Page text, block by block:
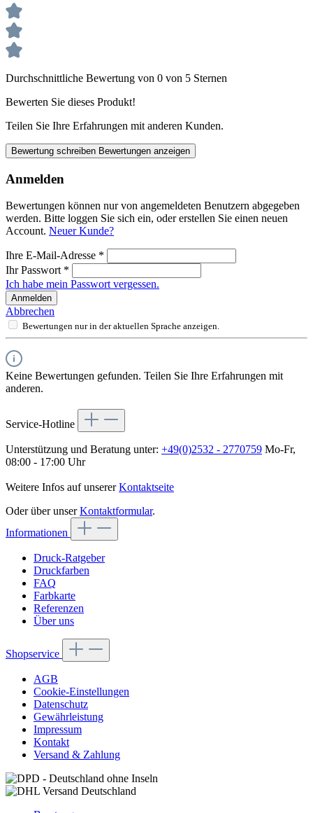
Durchschnittliche Bewertung von 0 von 5 Sternen
Bewerten Sie dieses Produkt!
Teilen Sie Ihre Erfahrungen mit anderen Kunden.
Bewertung schreiben Bewertungen anzeigen
Anmelden
Bewertungen können nur von angemeldeten Benutzern abgegeben
werden. Bitte loggen Sie sich ein, oder erstellen Sie einen neuen
Account. Neuer Kunde?
Ihre E-Mail-Adresse *
Ihr Passwort *
Ich habe mein Passwort vergessen.
Anmelden
Abbrechen
Bewertungen nur in der aktuellen Sprache anzeigen.
Keine Bewertungen gefunden. Teilen Sie Ihre Erfahrungen mit
anderen.
Service-Hotline
Unterstützung und Beratung unter: +49(0)2532 - 2770759 Mo-Fr,
08:00 - 17:00 Uhr
Weitere Infos auf unsererKontaktseite
Oder über unserKontaktformular.
Informationen
Druck-Ratgeber
Druckfarben
FAQ
Farbkarte
Referenzen
Über uns
Shopservice
AGB
Cookie-Einstellungen
Datenschutz
Gewährleistung
Impressum
Kontakt
Versand & Zahlung